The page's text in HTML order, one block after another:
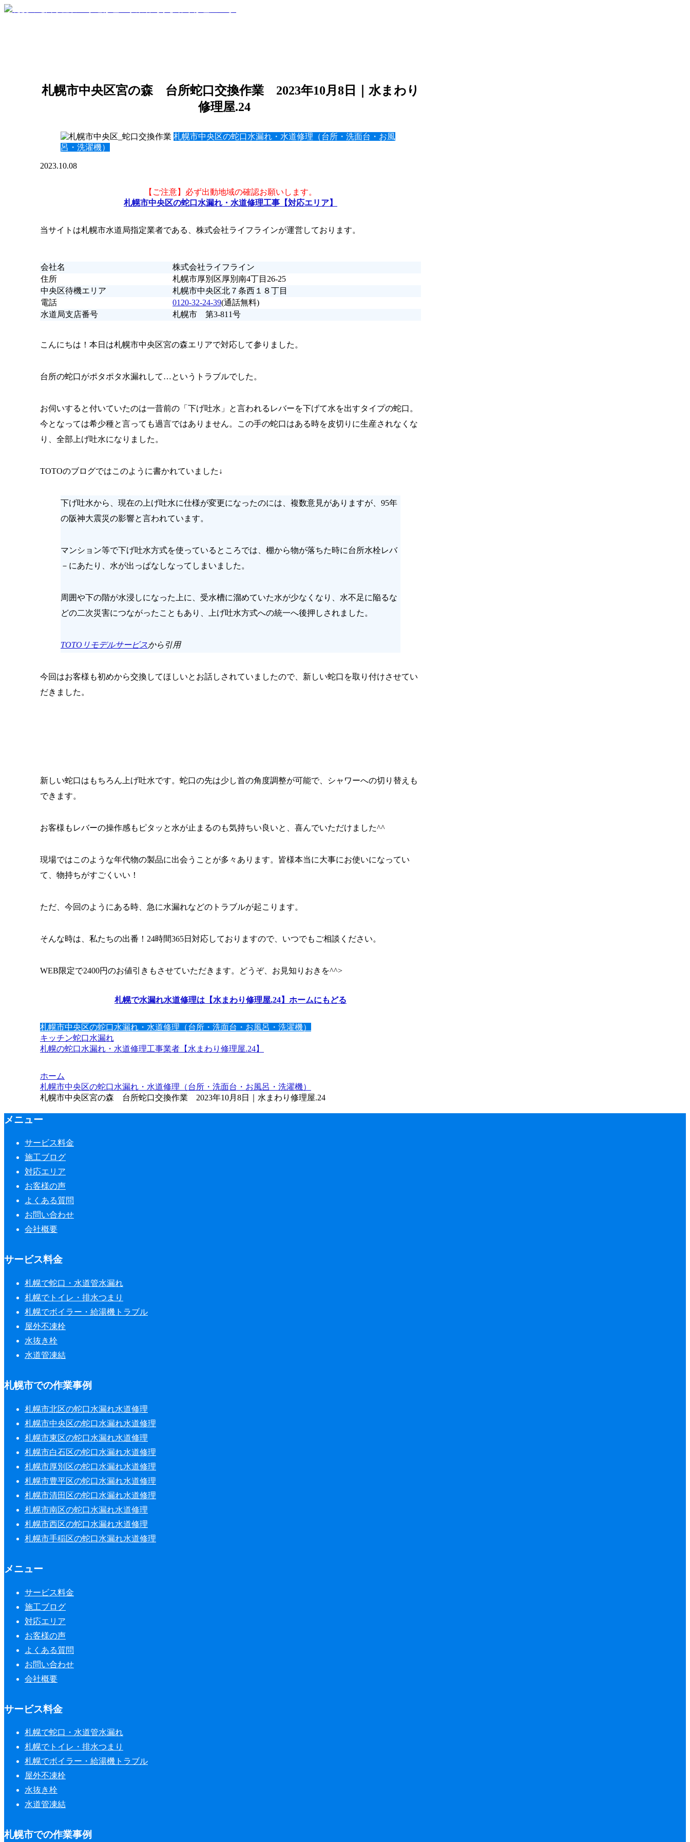
札幌市中央区宮の森 台所蛇口交換作業 2023年10月8日｜水まわり
修理屋.24
札幌市中央区の蛇口水漏れ・水道修理（台所・洗面台・お風
呂・洗濯機）
2023.10.08
【ご注意】必ず出動地域の確認お願いします。
札幌市中央区の蛇口水漏れ・水道修理工事【対応エリア】
当サイトは札幌市水道局指定業者である、株式会社ライフラインが運営しております。
会社名
株式会社ライフライン
住所
札幌市厚別区厚別南4丁目26-25
中央区待機エリア
札幌市中央区北７条西１８丁目
電話
0120-32-24-39(通話無料)
水道局支店番号
札幌市 第3-811号
こんにちは！本日は札幌市中央区宮の森エリアで対応して参りました。
台所の蛇口がポタポタ水漏れして…というトラブルでした。
お伺いすると付いていたのは一昔前の「下げ吐水」と言われるレバーを下げて水を出すタイプの蛇口。
今となっては希少種と言っても過言ではありません。この手の蛇口はある時を皮切りに生産されなくな
り、全部上げ吐水になりました。
TOTOのブログではこのように書かれていました↓
下げ吐水から、現在の上げ吐水に仕様が変更になったのには、複数意見がありますが、95年
の阪神大震災の影響と言われています。
マンション等で下げ吐水方式を使っているところでは、棚から物が落ちた時に台所水栓レバ
－にあたり、水が出っぱなしなってしまいました。
周囲や下の階が水浸しになった上に、受水槽に溜めていた水が少なくなり、水不足に陥るな
どの二次災害につながったこともあり、上げ吐水方式への統一へ後押しされました。
TOTOリモデルサービスから引用
今回はお客様も初めから交換してほしいとお話しされていましたので、新しい蛇口を取り付けさせてい
だきました。
新しい蛇口はもちろん上げ吐水です。蛇口の先は少し首の角度調整が可能で、シャワーへの切り替えも
できます。
お客様もレバーの操作感もピタッと水が止まるのも気持ちい良いと、喜んでいただけました^^
現場ではこのような年代物の製品に出会うことが多々あります。皆様本当に大事にお使いになってい
て、物持ちがすごくいい！
ただ、今回のようにある時、急に水漏れなどのトラブルが起こります。
そんな時は、私たちの出番！24時間365日対応しておりますので、いつでもご相談ください。
WEB限定で2400円のお値引きもさせていただきます。どうぞ、お見知りおきを^^>
札幌で水漏れ水道修理は【水まわり修理屋.24】ホームにもどる
札幌市中央区の蛇口水漏れ・水道修理（台所・洗面台・お風呂・洗濯機）
キッチン蛇口水漏れ
札幌の蛇口水漏れ・水道修理工事業者【水まわり修理屋.24】
ホーム
札幌市中央区の蛇口水漏れ・水道修理（台所・洗面台・お風呂・洗濯機）
札幌市中央区宮の森 台所蛇口交換作業 2023年10月8日｜水まわり修理屋.24
メニュー
サービス料金
施工ブログ
対応エリア
お客様の声
よくある質問
お問い合わせ
会社概要
サービス料金
札幌で蛇口・水道管水漏れ
札幌でトイレ・排水つまり
札幌でボイラー・給湯機トラブル
屋外不凍栓
水抜き栓
水道管凍結
札幌市での作業事例
札幌市北区の蛇口水漏れ水道修理
札幌市中央区の蛇口水漏れ水道修理
札幌市東区の蛇口水漏れ水道修理
札幌市白石区の蛇口水漏れ水道修理
札幌市厚別区の蛇口水漏れ水道修理
札幌市豊平区の蛇口水漏れ水道修理
札幌市清田区の蛇口水漏れ水道修理
札幌市南区の蛇口水漏れ水道修理
札幌市西区の蛇口水漏れ水道修理
札幌市手稲区の蛇口水漏れ水道修理
メニュー
サービス料金
施工ブログ
対応エリア
お客様の声
よくある質問
お問い合わせ
会社概要
サービス料金
札幌で蛇口・水道管水漏れ
札幌でトイレ・排水つまり
札幌でボイラー・給湯機トラブル
屋外不凍栓
水抜き栓
水道管凍結
札幌市での作業事例